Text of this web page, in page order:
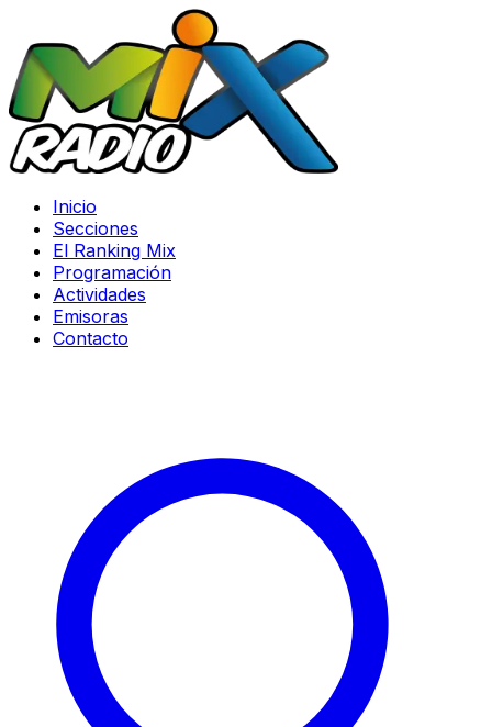
Inicio
Secciones
El Ranking Mix
Programación
Actividades
Emisoras
Contacto